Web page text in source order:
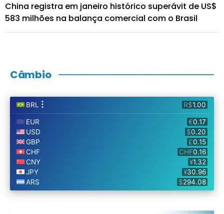
China registra em janeiro histórico superávit de US$
583 milhões na balança comercial com o Brasil
Câmbio